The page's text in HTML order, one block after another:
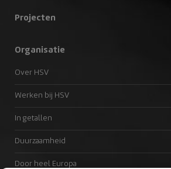
Projecten
Organisatie
Over HSV
Werken bij HSV
In getallen
Duurzaamheid
Door heel Europa